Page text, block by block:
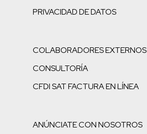
PRIVACIDAD DE DATOS
COLABORADORES EXTERNOS
CONSULTORÍA
CFDI SAT FACTURA EN LÍNEA
ANÚNCIATE CON NOSOTROS